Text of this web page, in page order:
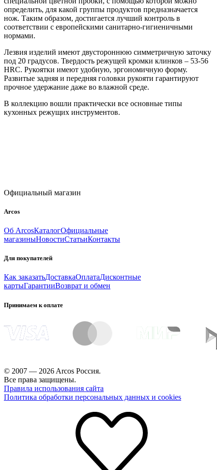
определить, для какой группы продуктов предназначается
нож. Таким образом, достигается лучший контроль в
соответствии с европейскими санитарно-гигиеничными
нормами.
Лезвия изделий имеют двустороннюю симметричную заточку
под 20 градусов. Твердость режущей кромки клинков – 53-56
HRC. Рукоятки имеют удобную, эргономичную форму.
Развитые задняя и передняя головки рукояти гарантируют
прочное удержание даже во влажной среде.
В коллекцию вошли практически все основные типы
кухонных режущих инструментов.
Официальный магазин
Arcos
Об ArcosКаталогОфициальные
магазиныНовостиСтатьиКонтакты
Для покупателей
Как заказатьДоставкаОплатаДисконтные
картыГарантииВозврат и обмен
Принимаем к оплате
© 2007 — 2026 Arcos Россия.
Все права защищены.
Правила использования сайта
Политика обработки персональных данных и cookies